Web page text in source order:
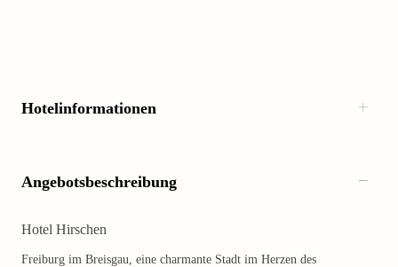
Hotelinformationen
Angebotsbeschreibung
Hotel Hirschen
Freiburg im Breisgau, eine charmante Stadt im Herzen des